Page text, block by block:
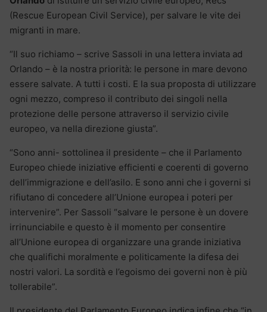
(Rescue European Civil Service), per salvare le vite dei
migranti in mare.
“Il suo richiamo – scrive Sassoli in una lettera inviata ad
Orlando – è la nostra priorità: le persone in mare devono
essere salvate. А tutti i costi. E la sua proposta di utilizzare
ogni mezzo, compreso il contributo dei singoli nella
protezione delle persone attraverso il servizio civile
europeo, va nella direzione giusta”.
“Sono anni- sottolinea il presidente – che il Parlamento
Europeo chiede iniziative efficienti e coerenti di governo
dell’immigrazione e dell’asilo. E sono anni che i governi si
rifiutano di concedere all’Unione europea i poteri per
intervenire”. Per Sassoli “salvare le persone è un dovere
irrinunciabile e questo è il momento per consentire
all’Unione europea di organizzare una grande iniziativa
che qualifichi moralmente e politicamente la difesa dei
nostri valori. La sordità e l’egoismo dei governi non è più
tollerabile”.